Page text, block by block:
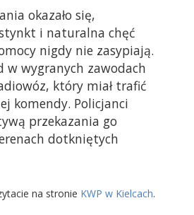
okazało się,
i naturalna chęć
nigdy nie zasypiają.
w wygranych zawodach
który miał trafić
komendy. Policjanci
przekazania go
dotkniętych
na stronie KWP w Kielcach.